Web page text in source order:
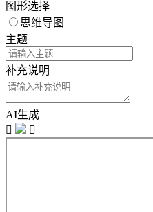
图形选择
思维导图
主题
补充说明
AI生成

